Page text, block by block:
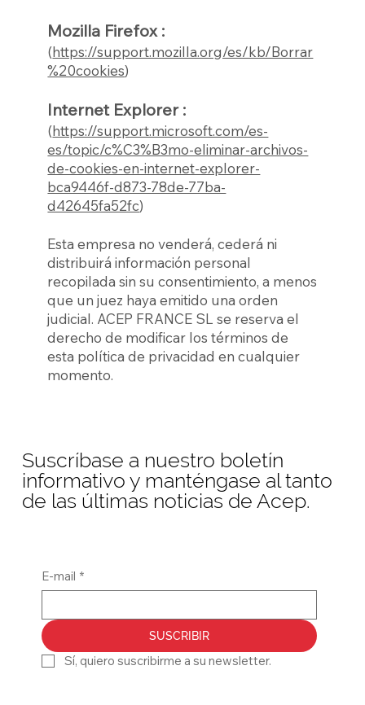
Mozilla Firefox :
(https://support.mozilla.org/es/kb/Borrar
%20cookies)
Internet Explorer :
(https://support.microsoft.com/es-
es/topic/c%C3%B3mo-eliminar-archivos-
de-cookies-en-internet-explorer-
bca9446f-d873-78de-77ba-
d42645fa52fc)
Esta empresa no venderá, cederá ni
distribuirá información personal
recopilada sin su consentimiento, a menos
que un juez haya emitido una orden
judicial. ACEP FRANCE SL se reserva el
derecho de modificar los términos de
esta política de privacidad en cualquier
momento.
Suscríbase a nuestro boletín
informativo y manténgase al tanto
de las últimas noticias de Acep.
E-mail *
SUSCRIBIR
Sí, quiero suscribirme a su newsletter.